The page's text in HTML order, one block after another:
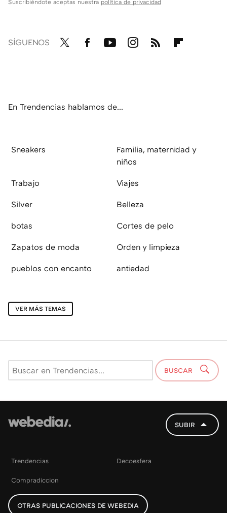
Suscribiéndote aceptas nuestra política de privacidad
SÍGUENOS
En Trendencias hablamos de...
Sneakers
Familia, maternidad y
niños
Trabajo Viajes
Silver Belleza
botas Cortes de pelo
Zapatos de moda Orden y limpieza
pueblos con encanto antiedad
VER MÁS TEMAS
BUSCAR
SUBIR
Trendencias Decoesfera
Compradiccion
OTRAS PUBLICACIONES DE WEBEDIA